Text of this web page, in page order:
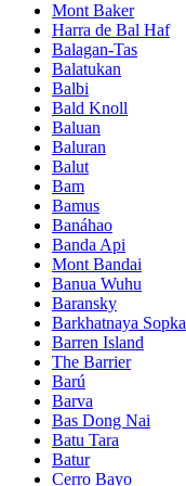
Mont Baker
Harra de Bal Haf
Balagan-Tas
Balatukan
Balbi
Bald Knoll
Baluan
Baluran
Balut
Bam
Bamus
Banáhao
Banda Api
Mont Bandai
Banua Wuhu
Baransky
Barkhatnaya Sopka
Barren Island
The Barrier
Barú
Barva
Bas Dong Nai
Batu Tara
Batur
Cerro Bayo